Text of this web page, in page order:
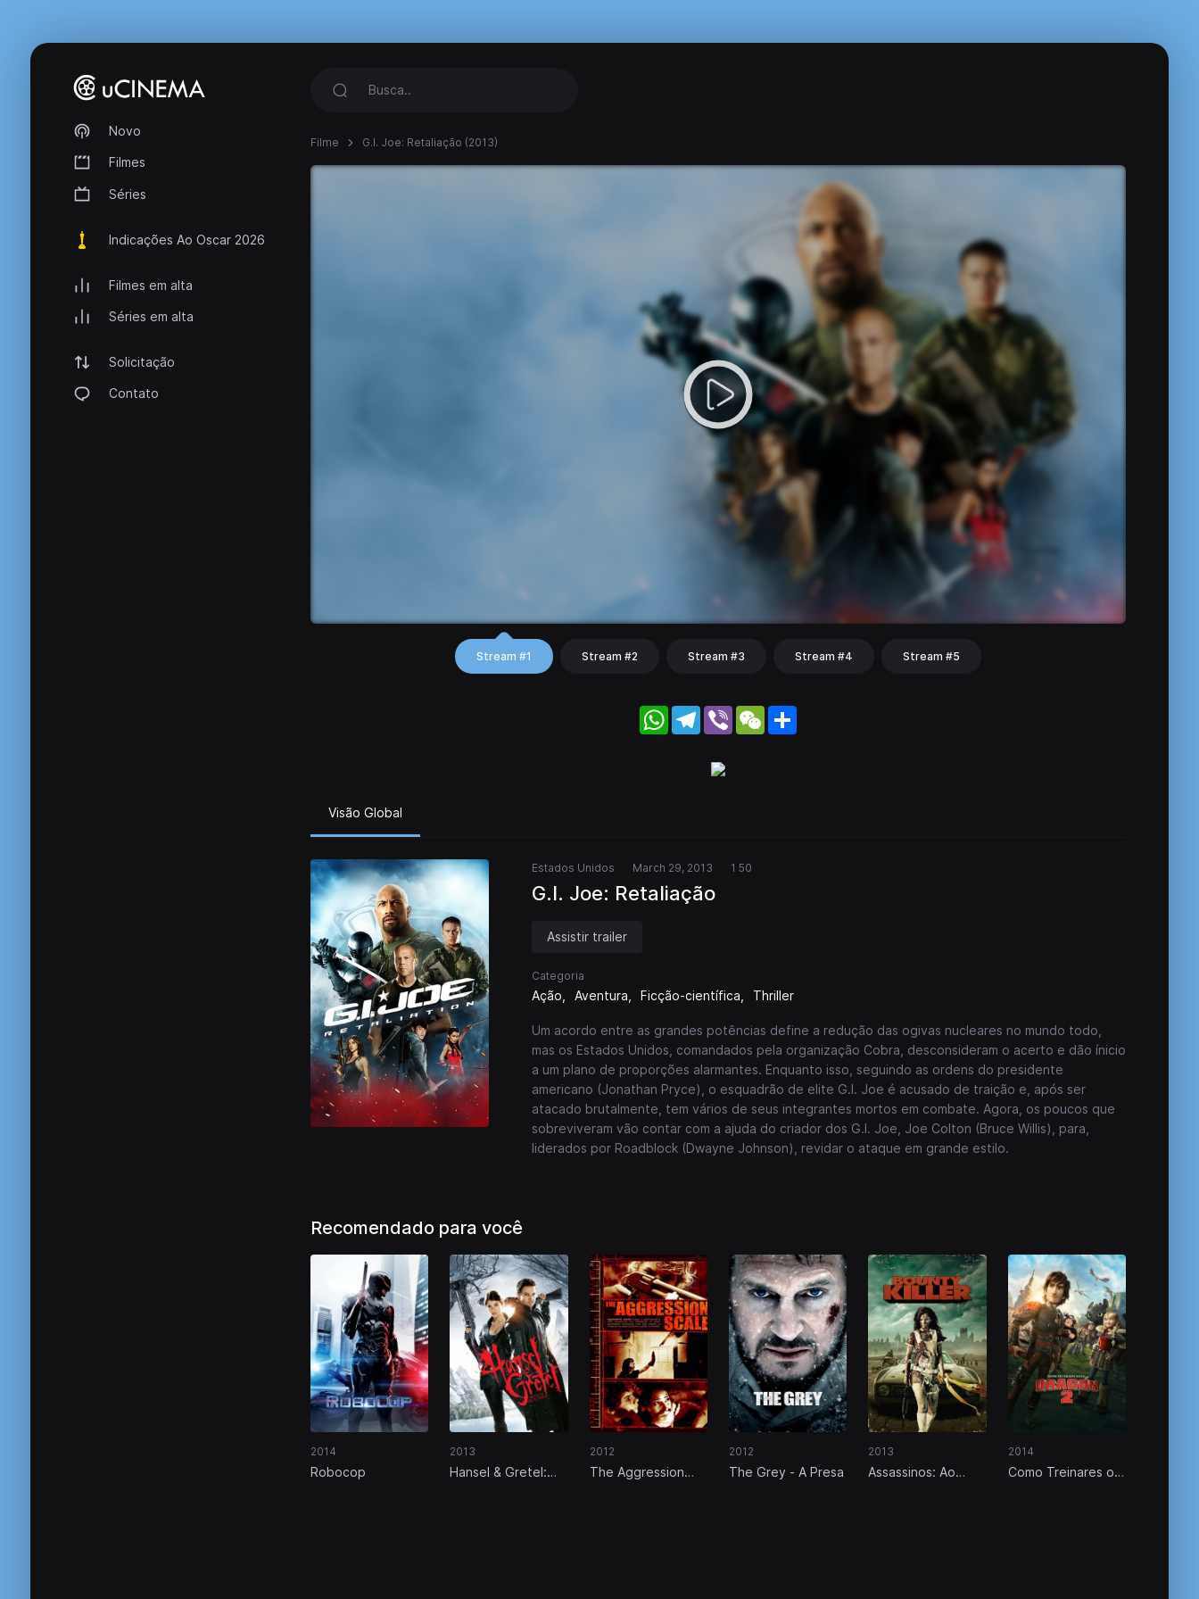
Novo
Filmes
Séries
Indicações Ao Oscar 2026
Filmes em alta
Séries em alta
Solicitação
Contato
Filme G.I. Joe: Retaliação (2013)
Stream #1 Stream #2 Stream #3 Stream #4 Stream #5
WhatsApp
Telegram
Viber WeChat
Visão Global
Estados Unidos March 29, 2013 1 50
G.I. Joe: Retaliação
Assistir trailer
Categoria
Ação Aventura Ficção-científica Thriller
Um acordo entre as grandes potências define a redução das ogivas nucleares no mundo todo,
mas os Estados Unidos, comandados pela organização Cobra, desconsideram o acerto e dão ínicio
a um plano de proporções alarmantes. Enquanto isso, seguindo as ordens do presidente
americano (Jonathan Pryce), o esquadrão de elite G.I. Joe é acusado de traição e, após ser
atacado brutalmente, tem vários de seus integrantes mortos em combate. Agora, os poucos que
sobreviveram vão contar com a ajuda do criador dos G.I. Joe, Joe Colton (Bruce Willis), para,
liderados por Roadblock (Dwayne Johnson), revidar o ataque em grande estilo.
Recomendado para você
2014
Robocop
2013
Hansel & Gretel:
2012
The Aggression
2012
The Grey - A Presa
2013
Assassinos: Ao
2014
Como Treinares o